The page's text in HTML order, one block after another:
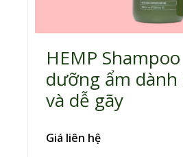
HEMP
dưỡng ẩm
và dễ gãy
Giá liên hệ